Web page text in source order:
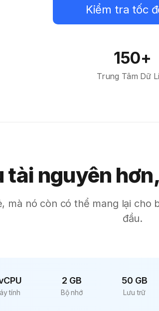
Kiểm tra tốc
150+
Trung Tâm Dữ
tài nguyên
mà nó còn có thể mang lại cho
đầu.
tính
2 GB
Bộ nhớ
50 GB
Lưu trữ